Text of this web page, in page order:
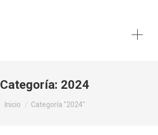
Categoría: 2024
Estás aquí:
Inicio Categoría "2024"